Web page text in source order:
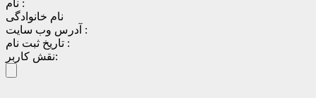
نام :
نام خانوادگی
آدرس وب سایت :
تاریخ ثبت نام :
نقش کاربر: